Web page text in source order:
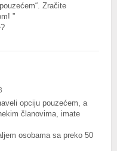
Zračite
”
opciju pouzećem, a
članovima, imate
osobama sa preko 50